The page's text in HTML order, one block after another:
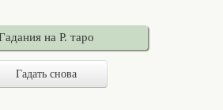
на Р. таро
Гадать снова